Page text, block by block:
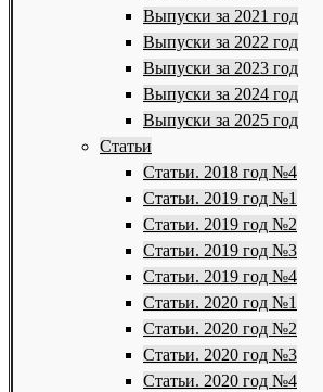
Выпуски за 2021 год
Выпуски за 2022 год
Выпуски за 2023 год
Выпуски за 2024 год
Выпуски за 2025 год
Статьи
Статьи. 2018 год №4
Статьи. 2019 год №1
Статьи. 2019 год №2
Статьи. 2019 год №3
Статьи. 2019 год №4
Статьи. 2020 год №1
Статьи. 2020 год №2
Статьи. 2020 год №3
Статьи. 2020 год №4